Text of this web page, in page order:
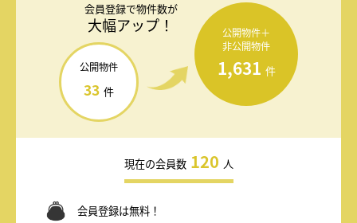
会員登録で物件数が
大幅アップ！
公開物件
33 件
公開物件＋
非公開物件
1,631 件
現在の会員数 120 人
会員登録は無料！